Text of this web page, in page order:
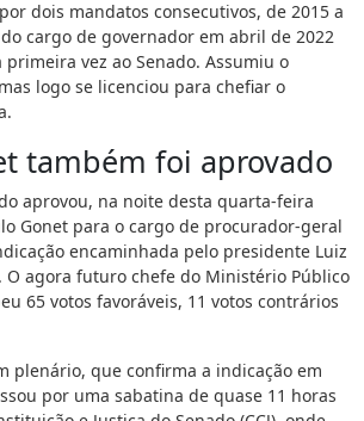
dois mandatos consecutivos, de 2015 a
cargo de governador em abril de 2022
vez ao Senado. Assumiu o
logo se licenciou para chefiar o
também foi aprovado
aprovou, na noite desta quarta-feira
Gonet para o cargo de procurador-geral
encaminhada pelo presidente Luiz
O agora futuro chefe do Ministério Público
65 votos favoráveis, 11 votos contrários
plenário, que confirma a indicação em
por uma sabatina de quase 11 horas